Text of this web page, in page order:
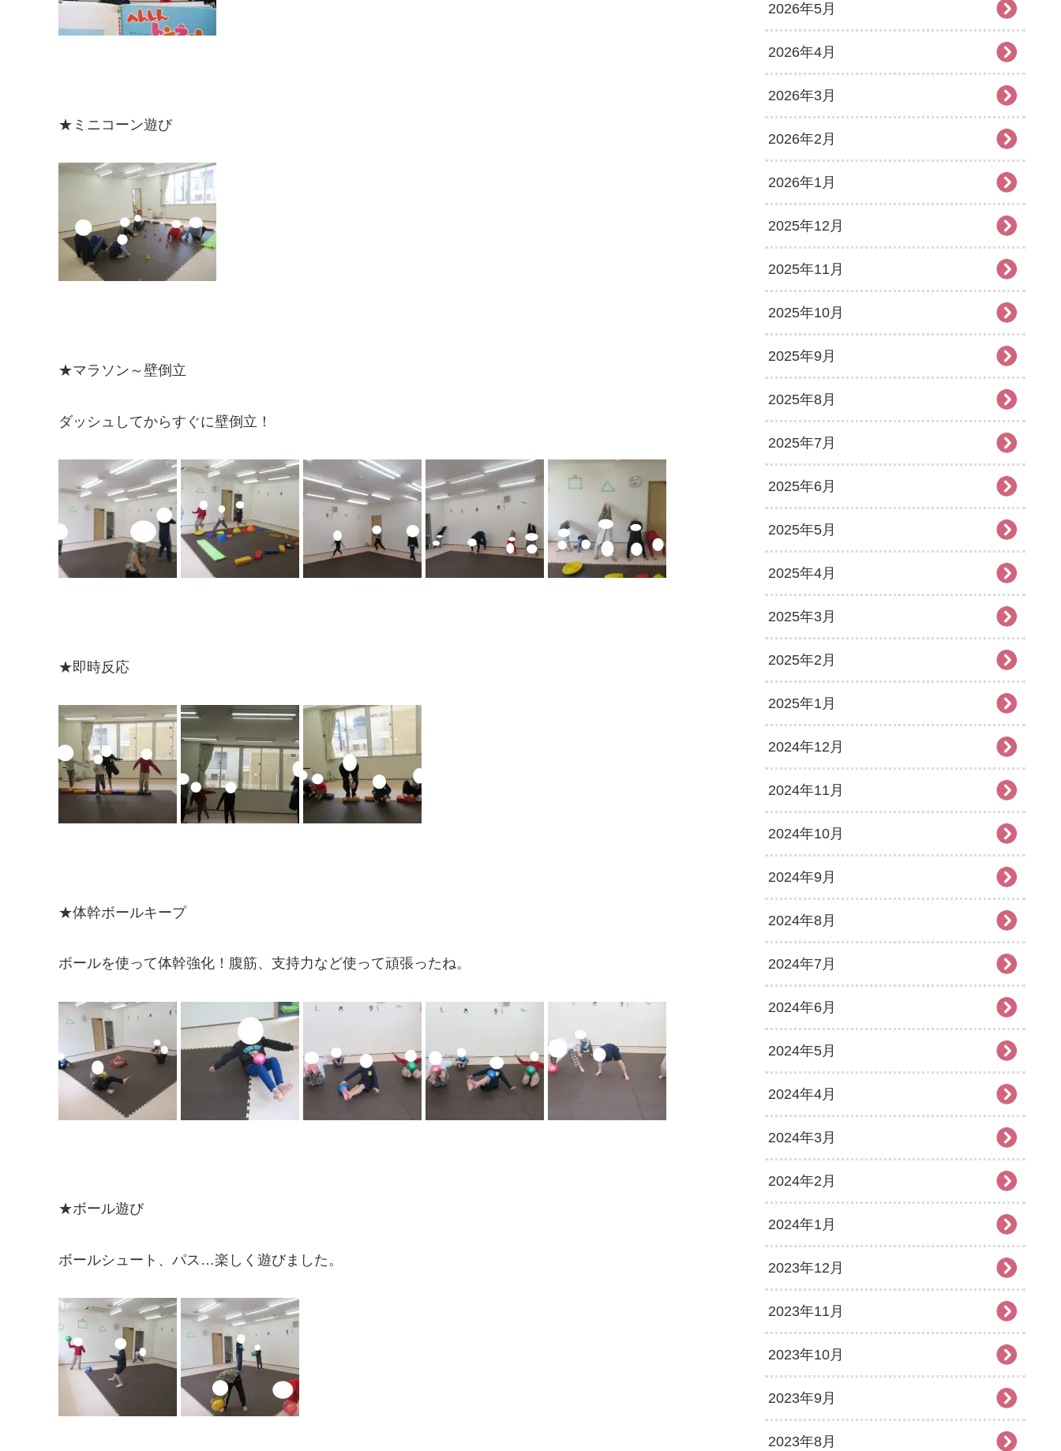
★ミニコーン遊び
★マラソン～壁倒立
ダッシュしてからすぐに壁倒立！
★即時反応
★体幹ボールキープ
ボールを使って体幹強化！腹筋、支持力など使って頑張ったね。
★ボール遊び
ボールシュート、パス…楽しく遊びました。
2026年5月
2026年4月
2026年3月
2026年2月
2026年1月
2025年12月
2025年11月
2025年10月
2025年9月
2025年8月
2025年7月
2025年6月
2025年5月
2025年4月
2025年3月
2025年2月
2025年1月
2024年12月
2024年11月
2024年10月
2024年9月
2024年8月
2024年7月
2024年6月
2024年5月
2024年4月
2024年3月
2024年2月
2024年1月
2023年12月
2023年11月
2023年10月
2023年9月
2023年8月